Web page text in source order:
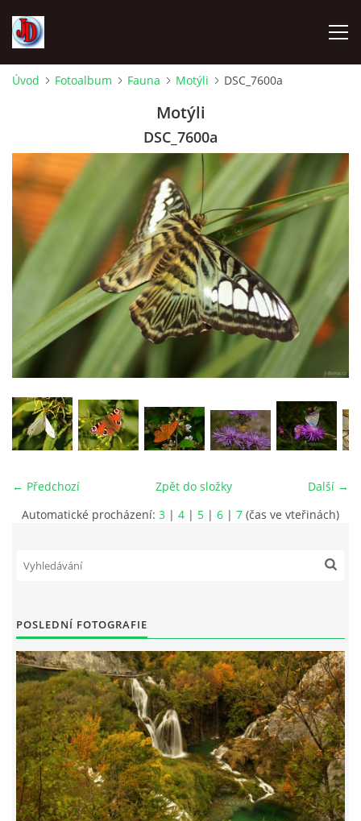
FOTOALBUM
Z CEST
NÁVŠTĚVNÍ KNIHA
OSTRAVICE SRAZY
vm24@atlas.cz
© 2026 eStránky.cz |Tisk| Aktualizováno: 4. 11. 2025 |Nahoru ↑
Úvod Fotoalbum Fauna Motýli DSC_7600a
Motýli
DSC_7600a
← Předchozí Další →
Zpět do složky
Automatické procházení: 3 | 4 | 5 | 6 | 7 (čas ve vteřinách)
POSLEDNÍ FOTOGRAFIE